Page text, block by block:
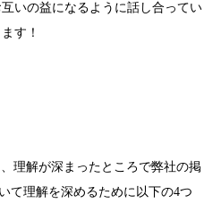
いの益になるように話し合ってい
ます！
理解が深まったところで弊社の掲
て理解を深めるために以下の4つ